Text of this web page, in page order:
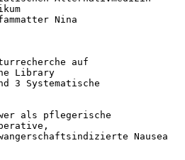
Nina
auf
Library
3 Systematische
als pflegerische
Nausea